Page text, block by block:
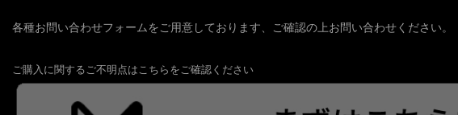
各種お問い合わせフォームをご用意しております、ご確認の上お問い合わせください。
ご購入に関するご不明点はこちらをご確認ください